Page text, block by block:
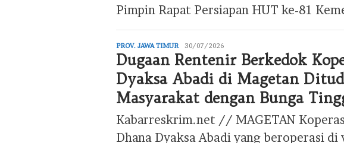
Pimpin Rapat Persiapan HUT ke-81
PROV. JAWA TIMUR editor
30/07/2026
Dugaan Rentenir Berkedok
Dyaksa Abadi di Magetan
Masyarakat dengan Bunga
Kabarreskrim.net // MAGETAN
Dhana Dyaksa Abadi yang beroperasi di